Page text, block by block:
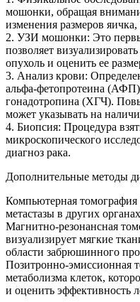
мошонки, обращая
изменения размеров яичка,
2. УЗИ мошонки: Это
позволяет
опухоль и оценить ее
3. Анализ крови:
альфа-фетопротеина (АФП)
гонадотропина (ХГЧ).
может указывать на
4. Биопсия: Процедура
микроскопического
диагноз рака.
Дополнительные методы
Компьютерная
метастазы в других
Магнитно-резонансная
визуализирует мягкие
области забрюшинного
Позитронно-эмиссионная
метаболизма клеток,
и оценить эффективность